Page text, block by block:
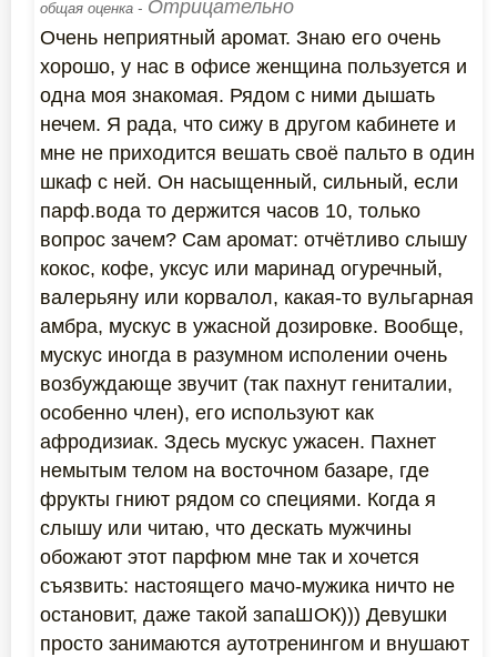
общая оценка - Отрицательно
Очень неприятный аромат. Знаю его очень
хорошо, у нас в офисе женщина пользуется и
одна моя знакомая. Рядом с ними дышать
нечем. Я рада, что сижу в другом кабинете и
мне не приходится вешать своё пальто в один
шкаф с ней. Он насыщенный, сильный, если
парф.вода то держится часов 10, только
вопрос зачем? Сам аромат: отчётливо слышу
кокос, кофе, уксус или маринад огуречный,
валерьяну или корвалол, какая-то вульгарная
амбра, мускус в ужасной дозировке. Вообще,
мускус иногда в разумном исполении очень
возбуждающе звучит (так пахнут гениталии,
особенно член), его используют как
афродизиак. Здесь мускус ужасен. Пахнет
немытым телом на восточном базаре, где
фрукты гниют рядом со специями. Когда я
слышу или читаю, что дескать мужчины
обожают этот парфюм мне так и хочется
съязвить: настоящего мачо-мужика ничто не
остановит, даже такой запаШОК))) Девушки
просто занимаются аутотренингом и внушают